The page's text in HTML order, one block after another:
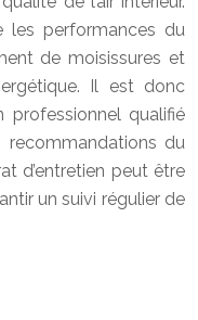
les performances du
de moisissures et
Il est donc
qualifié
recommandations du
d’entretien peut être
un suivi régulier de